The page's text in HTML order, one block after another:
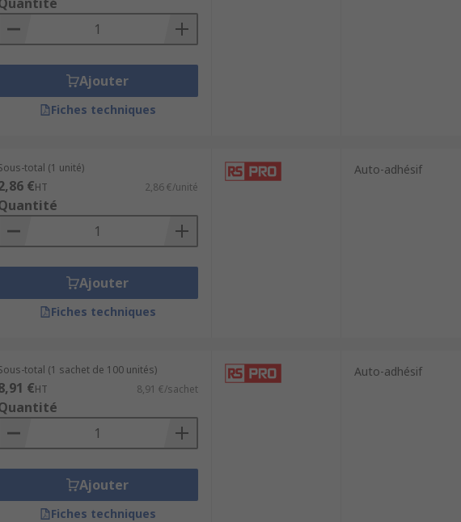
Ajouter
Fiches techniques
total (1 unité)
€HT 2,86 €/unité
Ajouter
Fiches techniques
Auto-adhésif
total (1 sachet de 100 unités)
€HT 8,91 €/sachet
Ajouter
Fiches techniques
Auto-adhésif